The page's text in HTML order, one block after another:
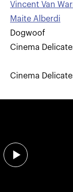
Vincent Van
Maite Alberdi
Dogwoof
Cinema
Cinema